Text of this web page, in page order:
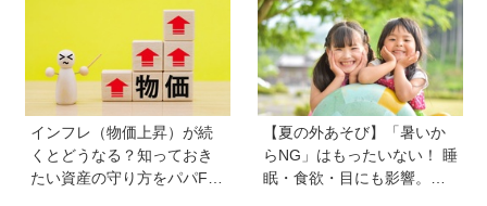
こと
インフレ（物価上昇）が続
くとどうなる？知っておき
たい資産の守り方をパパFP
【夏の外あそび】「暑いか
らNG」はもったいない！ 睡
眠・食欲・目にも影響。専